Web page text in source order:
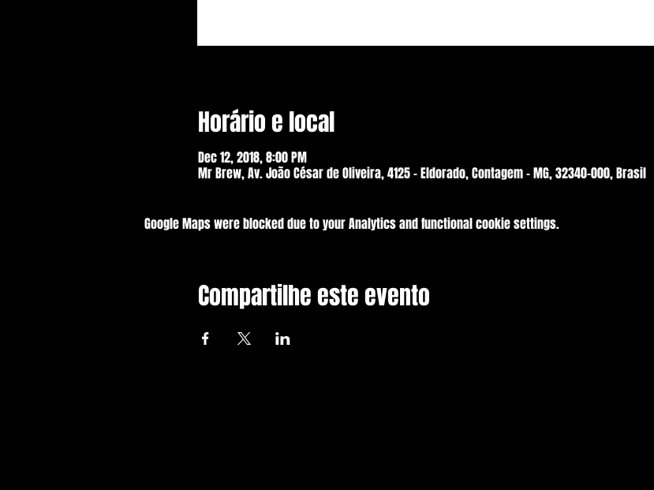
Horário e local
Dec 12, 2018, 8:00 PM
Mr Brew, Av. João César de Oliveira, 4125 - Eldorado, Contagem - MG, 32340-000, Brasil
Google Maps were blocked due to your Analytics and functional cookie settings.
Compartilhe este evento